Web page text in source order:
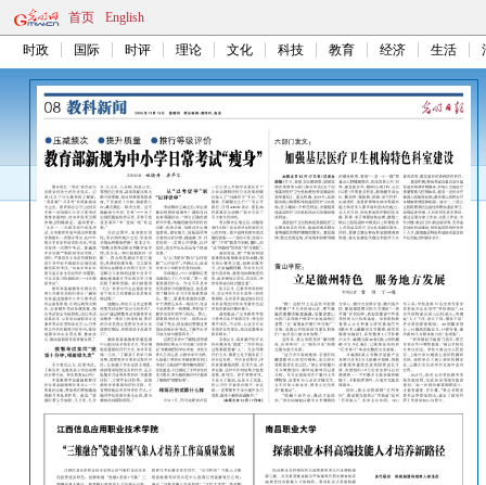
首页 English
时政 国际 时评 理论 文化 科技 教育 经济 生活